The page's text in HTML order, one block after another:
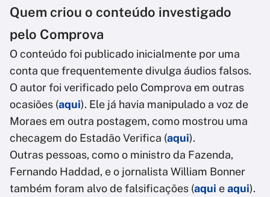
Quem criou o conteúdo investigado
pelo Comprova
O conteúdo foi publicado inicialmente por uma
conta que frequentemente divulga áudios falsos.
O autor foi verificado pelo Comprova em outras
ocasiões (aqui). Ele já havia manipulado a voz de
Moraes em outra postagem, como mostrou uma
checagem do Estadão Verifica (aqui).
Outras pessoas, como o ministro da Fazenda,
Fernando Haddad, e o jornalista William Bonner
também foram alvo de falsificações (aqui eaqui).